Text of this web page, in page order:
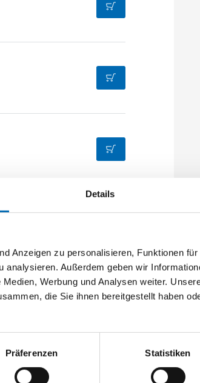
Details
Anzeigen zu personalisieren, Funktionen
analysieren. Außerdem geben wir
Werbung und Analysen weiter.
die Sie ihnen bereitgestellt haben
Präferenzen Statistiken